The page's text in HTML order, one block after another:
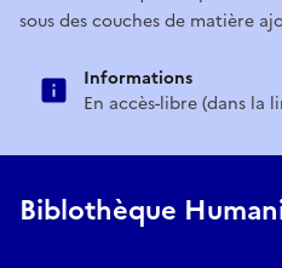
sous des couches de matière
Informations
En accès-libre (dans la
Biblothèque